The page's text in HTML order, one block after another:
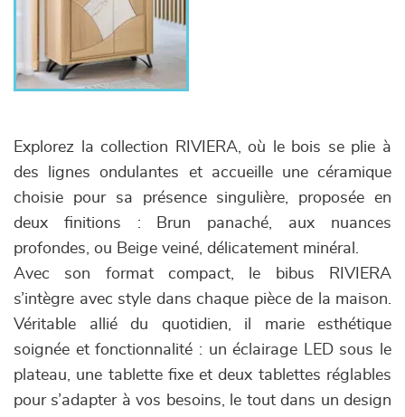
Explorez la collection RIVIERA, où le bois se plie à
des lignes ondulantes et accueille une céramique
choisie pour sa présence singulière, proposée en
deux finitions : Brun panaché, aux nuances
profondes, ou Beige veiné, délicatement minéral.
Avec son format compact, le bibus RIVIERA
s’intègre avec style dans chaque pièce de la maison.
Véritable allié du quotidien, il marie esthétique
soignée et fonctionnalité : un éclairage LED sous le
plateau, une tablette fixe et deux tablettes réglables
pour s’adapter à vos besoins, le tout dans un design